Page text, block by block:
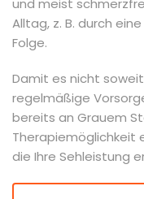
und meist
Alltag, z. B. durch
Folge.
Damit es nicht
regelmäßige
bereits an Grauem
Therapiemöglichkeit
die Ihre Sehleistung